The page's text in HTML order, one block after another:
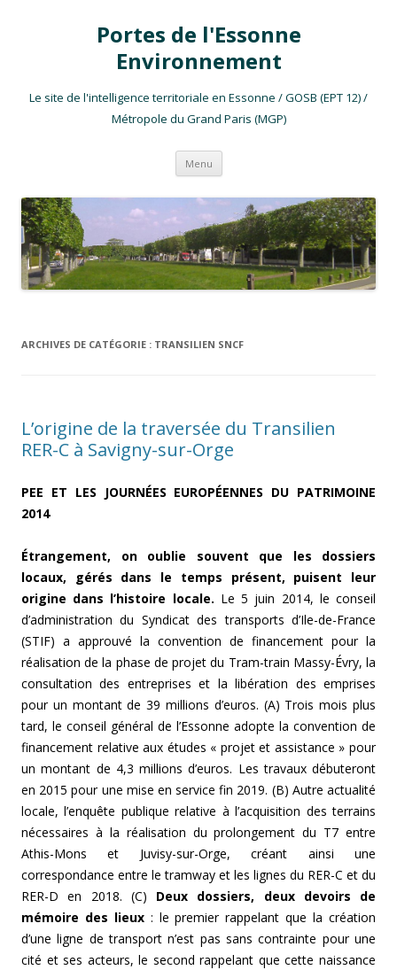
Portes de l'Essonne
Environnement
Le site de l'intelligence territoriale en Essonne / GOSB (EPT 12) /
Métropole du Grand Paris (MGP)
Menu Aller au contenu
ARCHIVES DE CATÉGORIE : TRANSILIEN SNCF
L’origine de la traversée du Transilien
RER-C à Savigny-sur-Orge
PEE ET LES JOURNÉES EUROPÉENNES DU PATRIMOINE
2014
Étrangement, on oublie souvent que les dossiers
locaux, gérés dans le temps présent, puisent leur
origine dans l’histoire locale. Le 5 juin 2014, le conseil
d’administration du Syndicat des transports d’Ile-de-France
(STIF) a approuvé la convention de financement pour la
réalisation de la phase de projet du Tram-train Massy-Évry, la
consultation des entreprises et la libération des emprises
pour un montant de 39 millions d’euros. (A) Trois mois plus
tard, le conseil général de l’Essonne adopte la convention de
financement relative aux études « projet et assistance » pour
un montant de 4,3 millions d’euros. Les travaux débuteront
en 2015 pour une mise en service fin 2019. (B) Autre actualité
locale, l’enquête publique relative à l’acquisition des terrains
nécessaires à la réalisation du prolongement du T7 entre
Athis-Mons et Juvisy-sur-Orge, créant ainsi une
correspondance entre le tramway et les lignes du RER-C et du
RER-D en 2018. (C) Deux dossiers, deux devoirs de
mémoire des lieux: le premier rappelant que la création
d’une ligne de transport n’est pas sans contrainte pour une
cité et ses acteurs, le second rappelant que cette naissance